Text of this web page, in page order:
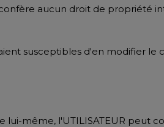
aucun droit de propriété
susceptibles d'en modifier
même, l'UTILISATEUR peut